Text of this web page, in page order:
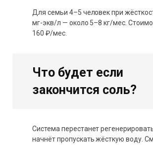
Для семьи 4–5 человек при
мг-экв/л — около 5–8 кг/мес.
160 ₽/мес.
Что будет если
закончится соль?
Система перестанет
начнёт пропускать жёсткую воду.